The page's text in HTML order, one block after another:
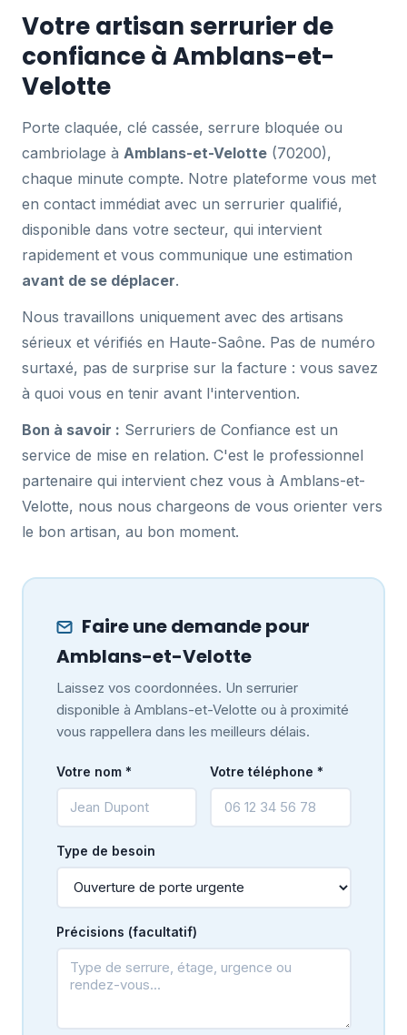
Votre artisan serrurier de
confiance à Amblans-et-
Velotte
Porte claquée, clé cassée, serrure bloquée ou
cambriolage à Amblans-et-Velotte (70200),
chaque minute compte. Notre plateforme vous met
en contact immédiat avec un serrurier qualifié,
disponible dans votre secteur, qui intervient
rapidement et vous communique une estimation
avant de se déplacer.
Nous travaillons uniquement avec des artisans
sérieux et vérifiés en Haute-Saône. Pas de numéro
surtaxé, pas de surprise sur la facture : vous savez
à quoi vous en tenir avant l'intervention.
Bon à savoir : Serruriers de Confiance est un
service de mise en relation. C'est le professionnel
partenaire qui intervient chez vous à Amblans-et-
Velotte, nous nous chargeons de vous orienter vers
le bon artisan, au bon moment.
Faire une demande pour
Amblans-et-Velotte
Laissez vos coordonnées. Un serrurier
disponible à Amblans-et-Velotte ou à proximité
vous rappellera dans les meilleurs délais.
Votre nom * Votre téléphone *
Type de besoin
Précisions (facultatif)